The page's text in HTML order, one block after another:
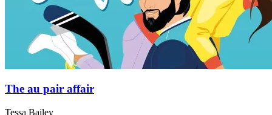
The au pair affair
Tessa Bailey